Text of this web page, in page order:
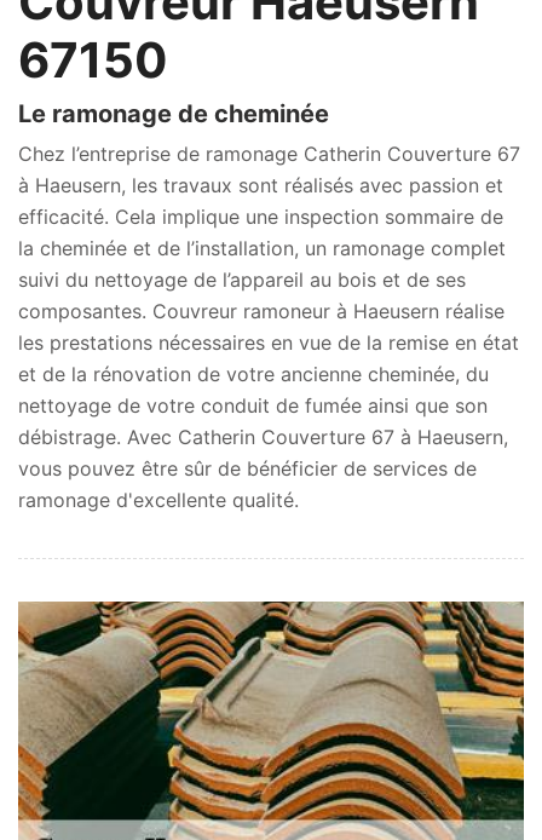
67150
Le ramonage de cheminée
Chez l’entreprise de ramonage Catherin Couverture 67
à Haeusern, les travaux sont réalisés avec passion et
efficacité. Cela implique une inspection sommaire de
la cheminée et de l’installation, un ramonage complet
suivi du nettoyage de l’appareil au bois et de ses
composantes. Couvreur ramoneur à Haeusern réalise
les prestations nécessaires en vue de la remise en état
et de la rénovation de votre ancienne cheminée, du
nettoyage de votre conduit de fumée ainsi que son
débistrage. Avec Catherin Couverture 67 à Haeusern,
vous pouvez être sûr de bénéficier de services de
ramonage d'excellente qualité.